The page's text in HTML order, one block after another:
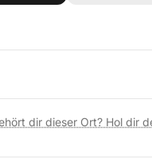
dir dieser Ort? Hol dir